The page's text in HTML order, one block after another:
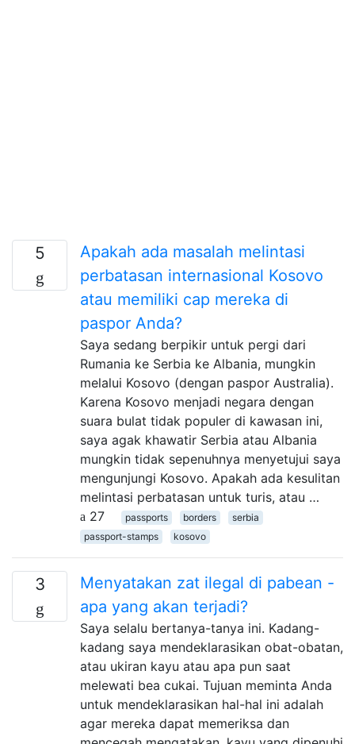
5
Apakah ada masalah melintasi
perbatasan internasional Kosovo
atau memiliki cap mereka di
paspor Anda?
Saya sedang berpikir untuk pergi dari
Rumania ke Serbia ke Albania, mungkin
melalui Kosovo (dengan paspor Australia).
Karena Kosovo menjadi negara dengan
suara bulat tidak populer di kawasan ini,
saya agak khawatir Serbia atau Albania
mungkin tidak sepenuhnya menyetujui saya
mengunjungi Kosovo. Apakah ada kesulitan
melintasi perbatasan untuk turis, atau …
27
passports borders
serbia
passport-stamps
kosovo
3
Menyatakan zat ilegal di pabean -
apa yang akan terjadi?
Saya selalu bertanya-tanya ini. Kadang-
kadang saya mendeklarasikan obat-obatan,
atau ukiran kayu atau apa pun saat
melewati bea cukai. Tujuan meminta Anda
untuk mendeklarasikan hal-hal ini adalah
agar mereka dapat memeriksa dan